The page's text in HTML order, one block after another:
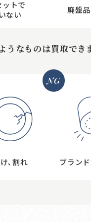
トで
ない
廃盤
うなものは買取でき
､割れ
NG
ブラン